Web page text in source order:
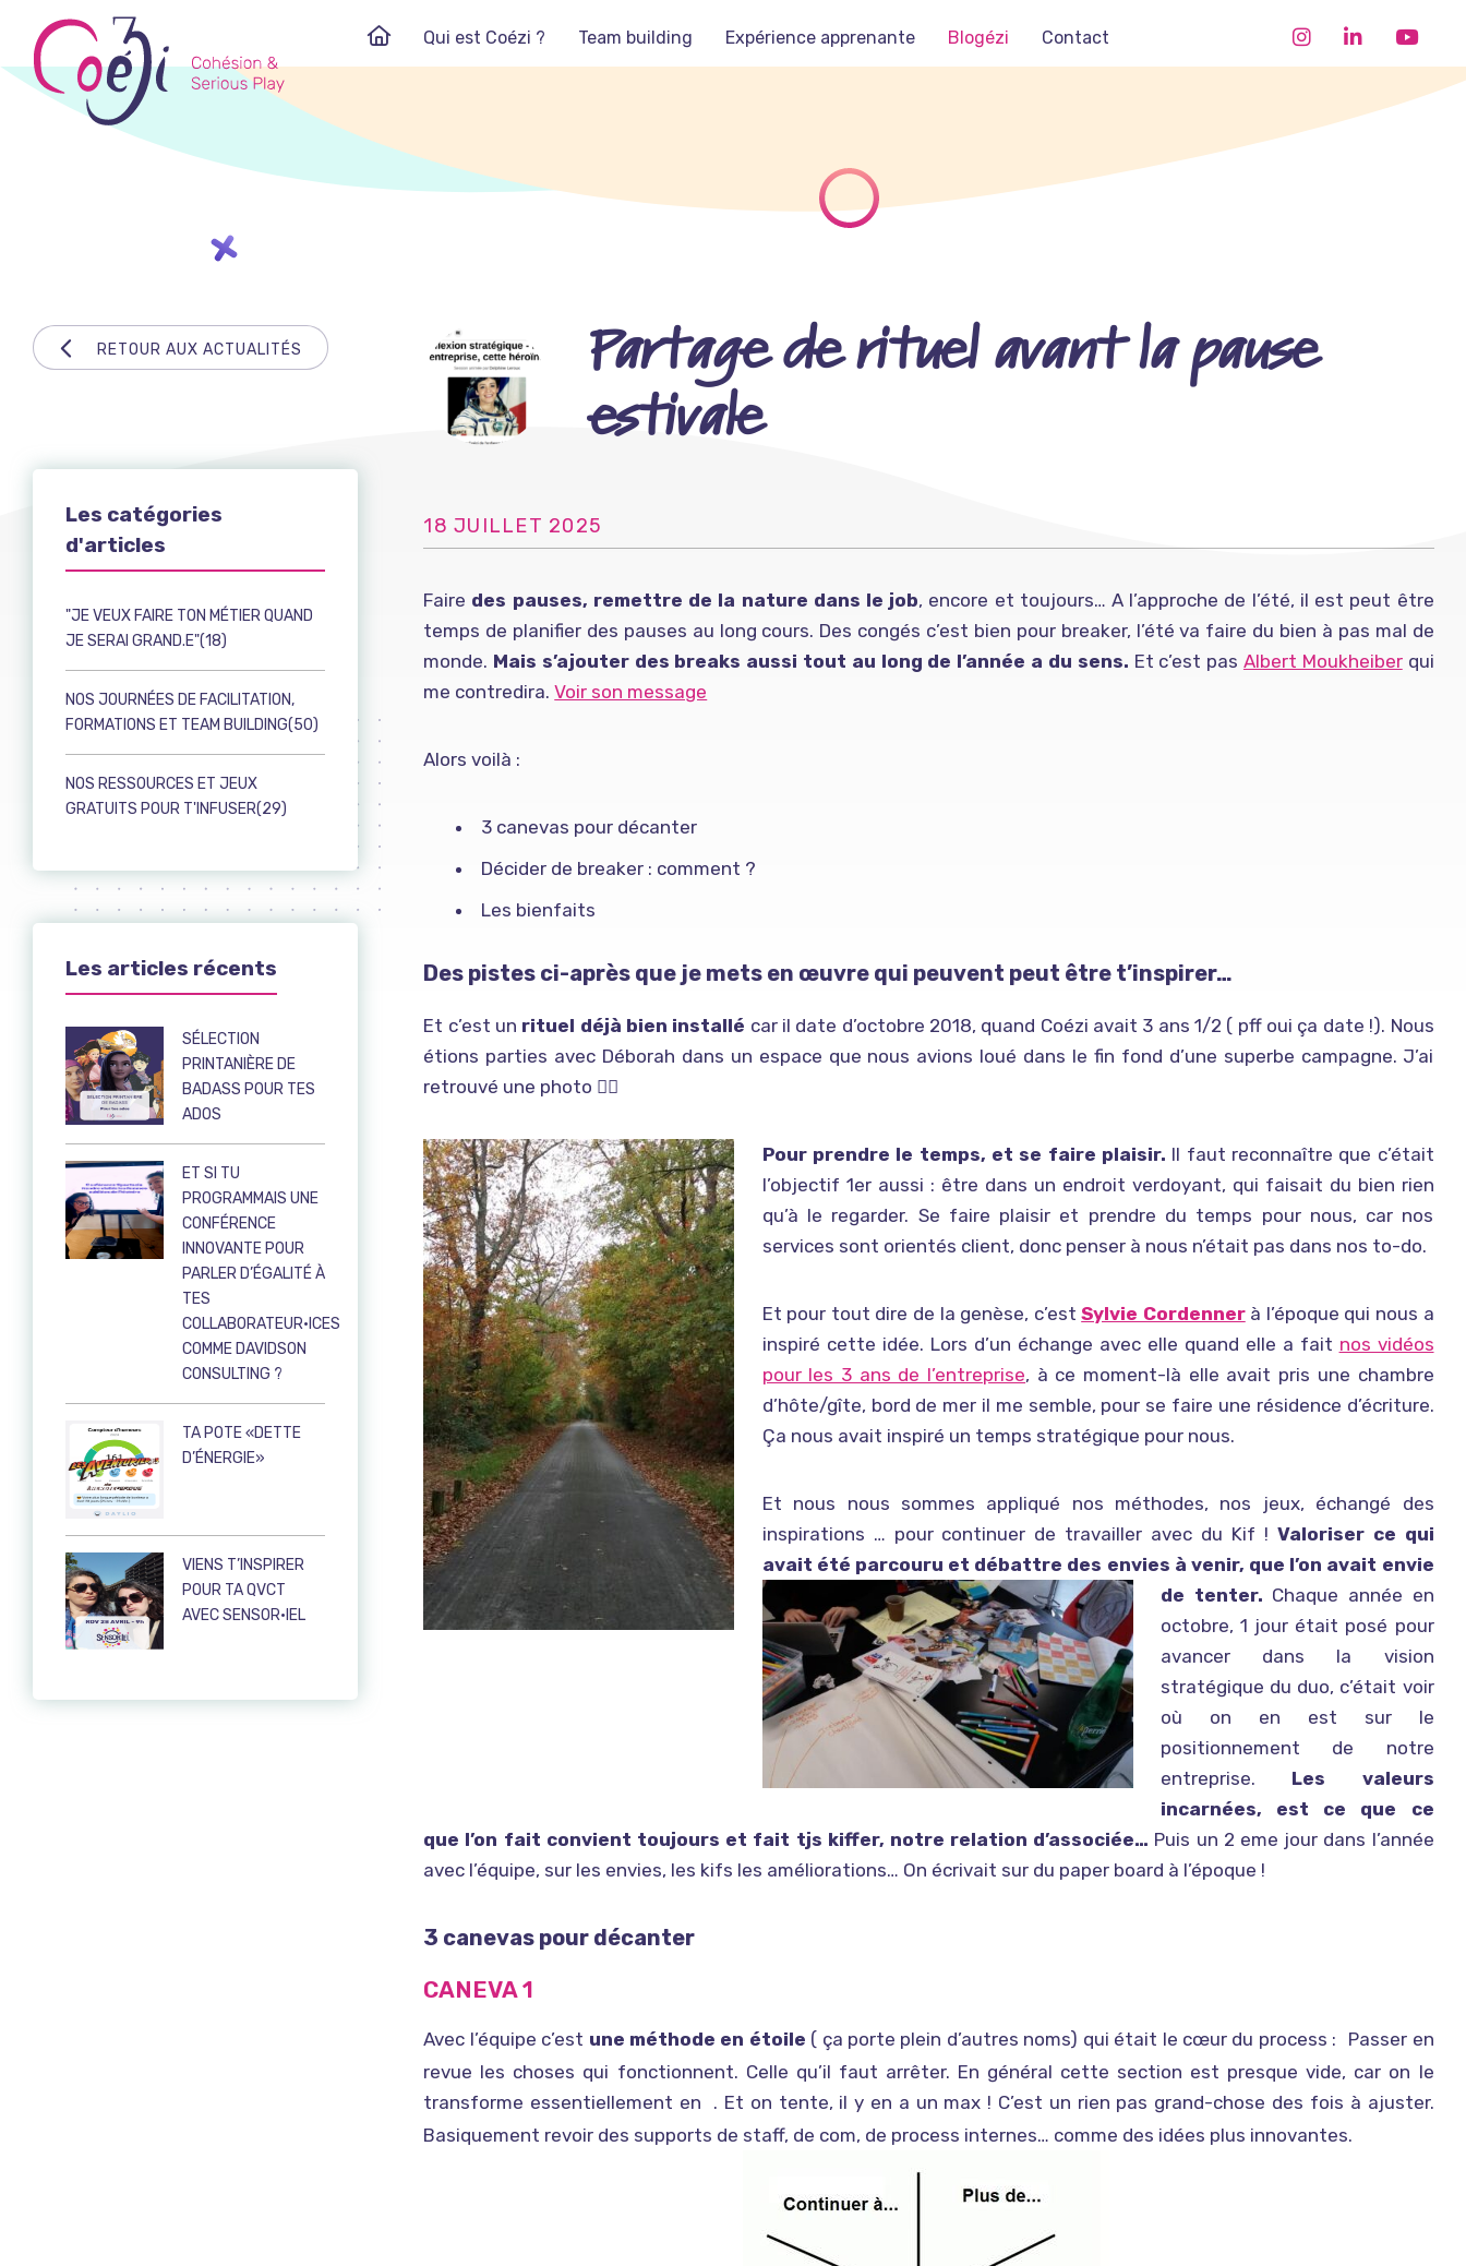
content
Qui est Coézi ? Team building Expérience apprenante Blogézi Contact
RETOUR AUX ACTUALITÉS
Les catégories
d'articles
"JE VEUX FAIRE TON MÉTIER QUAND
JE SERAI GRAND.E"(18)
NOS JOURNÉES DE FACILITATION,
FORMATIONS ET TEAM BUILDING(50)
NOS RESSOURCES ET JEUX
GRATUITS POUR T'INFUSER(29)
Les articles récents
SÉLECTION
PRINTANIÈRE DE
BADASS POUR TES
ADOS
ET SI TU
PROGRAMMAIS UNE
CONFÉRENCE
INNOVANTE POUR
PARLER D’ÉGALITÉ À
TES
COLLABORATEUR·ICES
COMME DAVIDSON
CONSULTING ?
TA POTE «DETTE
D’ÉNERGIE»
VIENS T’INSPIRER
POUR TA QVCT
AVEC SENSOR·IEL
Partage de rituel avant la pause
estivale
18 JUILLET 2025
Faire des pauses, remettre de la nature dans le job, encore et toujours… A l’approche de l’été, il est peut être
temps de planifier des pauses au long cours. Des congés c’est bien pour breaker, l’été va faire du bien à pas mal de
monde. Mais s’ajouter des breaks aussi tout au long de l’année a du sens. Et c’est pas Albert Moukheiberqui
me contredira.Voir son message
Alors voilà :
3 canevas pour décanter
Décider de breaker : comment ?
Les bienfaits
Des pistes ci-après que je mets en œuvre qui peuvent peut être t’inspirer…
Et c’est un rituel déjà bien installé car il date d’octobre 2018, quand Coézi avait 3 ans 1/2 ( pff oui ça date !). Nous
étions parties avec Déborah dans un espace que nous avions loué dans le fin fond d’une superbe campagne. J’ai
retrouvé une photo 👇🏼
Pour prendre le temps, et se faire plaisir. Il faut reconnaître que c’était
l’objectif 1er aussi : être dans un endroit verdoyant, qui faisait du bien rien
qu’à le regarder. Se faire plaisir et prendre du temps pour nous, car nos
services sont orientés client, donc penser à nous n’était pas dans nos to-do.
Et pour tout dire de la genèse, c’estSylvie Cordennerà l’époque qui nous a
inspiré cette idée. Lors d’un échange avec elle quand elle a fait nos vidéos
pour les 3 ans de l’entreprise, à ce moment-là elle avait pris une chambre
d’hôte/gîte, bord de mer il me semble, pour se faire une résidence d’écriture.
Ça nous avait inspiré un temps stratégique pour nous.
Et nous nous sommes appliqué nos méthodes, nos jeux, échangé des
inspirations … pour continuer de travailler avec du Kif ! Valoriser ce qui
avait été parcouru et débattre des envies à venir, que l’on avait envie
de tenter. Chaque année en
octobre, 1 jour était posé pour
avancer dans la vision
stratégique du duo, c’était voir
où on en est sur le
positionnement de notre
entreprise. Les valeurs
incarnées, est ce que ce
que l’on fait convient toujours et fait tjs kiffer, notre relation d’associée… Puis un 2 eme jour dans l’année
avec l’équipe, sur les envies, les kifs les améliorations… On écrivait sur du paper board à l’époque !
3 canevas pour décanter
CANEVA 1
Avec l’équipe c’est une méthode en étoile ( ça porte plein d’autres noms) qui était le cœur du process :
Passer en
revue les choses qui fonctionnent. Celle qu’il faut arrêter. En général cette section est presque vide, car on le
transforme essentiellement en
. Et on tente, il y en a un max ! C’est un rien pas grand-chose des fois à ajuster.
Basiquement revoir des supports de staff, de com, de process internes… comme des idées plus innovantes.